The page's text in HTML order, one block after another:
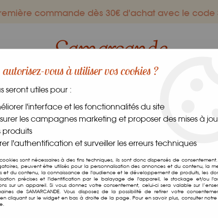
commande dès 30€ d'achat avec le code
GOURMANDS DANS LE MONDE FRAIS
épices du monde
d’épices du monde pour
savoureuse et colorée, a sélectionné pour vous une
par le goût et l'odorat, tous vos sens seront
vous à utiliser vos cookies ?
seront utiles pour :
l'interface et les fonctionnalités du site
les campagnes marketing et proposer des mises à
produits
l'authentification et surveiller les erreurs techniques
sont nécessaires à des fins techniques, ils sont donc dispensés de consentement.
peuvent être utilisés pour la personnalisation des annonces et du contenu, la
et du contenu, la connaissance de l'audience et le développement de produits, les
précises et l'identification par le balayage de l'appareil, le stockage et/ou
sur un appareil. Si vous donnez votre consentement, celui-ci sera valable sur
de SAMARCANDE. Vous disposez de la possibilité de retirer votre
cliquant sur le widget en bas à droite de la page. Pour en savoir plus, consulter